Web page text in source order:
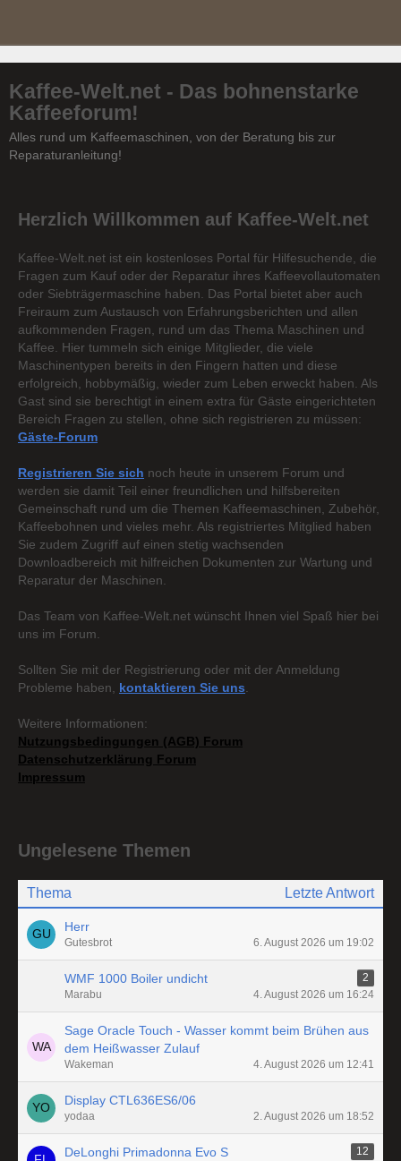
Kaffee-Welt.net - Das bohnenstarke
Kaffeeforum!
Alles rund um Kaffeemaschinen, von der Beratung bis zur
Reparaturanleitung!
Herzlich Willkommen auf Kaffee-Welt.net
Kaffee-Welt.net ist ein kostenloses Portal für Hilfesuchende, die
Fragen zum Kauf oder der Reparatur ihres Kaffeevollautomaten
oder Siebträgermaschine haben. Das Portal bietet aber auch
Freiraum zum Austausch von Erfahrungsberichten und allen
aufkommenden Fragen, rund um das Thema Maschinen und
Kaffee. Hier tummeln sich einige Mitglieder, die viele
Maschinentypen bereits in den Fingern hatten und diese
erfolgreich, hobbymäßig, wieder zum Leben erweckt haben. Als
Gast sind sie berechtigt in einem extra für Gäste eingerichteten
Bereich Fragen zu stellen, ohne sich registrieren zu müssen:
Gäste-Forum
Registrieren Sie sich noch heute in unserem Forum und
werden sie damit Teil einer freundlichen und hilfsbereiten
Gemeinschaft rund um die Themen Kaffeemaschinen, Zubehör,
Kaffeebohnen und vieles mehr. Als registriertes Mitglied haben
Sie zudem Zugriff auf einen stetig wachsenden
Downloadbereich mit hilfreichen Dokumenten zur Wartung und
Reparatur der Maschinen.
Das Team von Kaffee-Welt.net wünscht Ihnen viel Spaß hier bei
uns im Forum.
Sollten Sie mit der Registrierung oder mit der Anmeldung
Probleme haben, kontaktieren Sie uns
Weitere Informationen:
Nutzungsbedingungen (AGB) Forum
Datenschutzerklärung Forum
Impressum
Ungelesene Themen
Thema Letzte Antwort
Herr
Gutesbrot 6. August 2026 um 19:02
WMF 1000 Boiler undicht
2
Marabu
4. August 2026 um 16:24
Sage Oracle Touch - Wasser kommt beim Brühen aus
dem Heißwasser Zulauf
Wakeman 4. August 2026 um 12:41
Display CTL636ES6/06
yodaa 2. August 2026 um 18:52
DeLonghi Primadonna Evo S
12